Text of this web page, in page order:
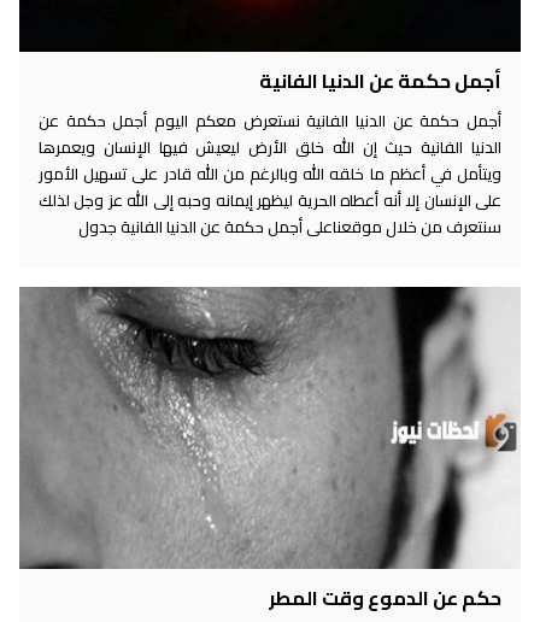
أجمل حكمة عن الدنيا الفانية
أجمل حكمة عن الدنيا الفانية نستعرض معكم اليوم أجمل حكمة عن
الدنيا الفانية حيث إن الله خلق الأرض ليعيش فيها الإنسان ويعمرها
ويتأمل في أعظم ما خلقه الله وبالرغم من الله قادر على تسهيل الأمور
على الإنسان إلا أنه أعطاه الحرية ليظهر إيمانه وحبه إلى الله عز وجل لذلك
سنتعرف من خلال موقعناعلى أجمل حكمة عن الدنيا الفانية جدول
حكم عن الدموع وقت المطر